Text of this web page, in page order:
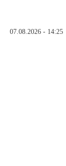
07.08.2026 - 14:25